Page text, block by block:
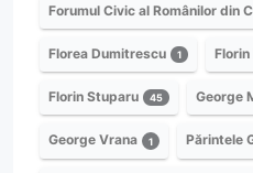
Forumul Civic al Românilor din
Florea Dumitrescu 1 Florin
Florin Stuparu 45 George
George Vrana 1 Părintele